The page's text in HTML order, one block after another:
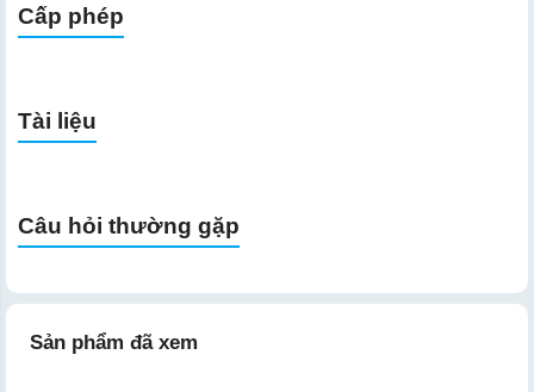
Cấp phép
Tài liệu
Câu hỏi thường gặp
Sản phẩm đã xem